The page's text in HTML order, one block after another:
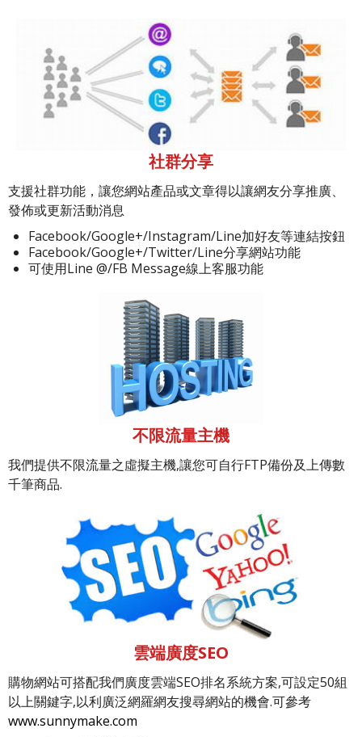
社群分享
支援社群功能，讓您網站產品或文章得以讓網友分享推廣、
發佈或更新活動消息
Facebook/Google+/Instagram/Line加好友等連結按鈕
Facebook/Google+/Twitter/Line分享網站功能
可使用Line @/FB Message線上客服功能
不限流量主機
我們提供不限流量之虛擬主機,讓您可自行FTP備份及上傳數
千筆商品.
雲端廣度SEO
購物網站可搭配我們廣度雲端SEO排名系統方案,可設定50組
以上關鍵字,以利廣泛網羅網友搜尋網站的機會.可參考
www.sunnymake.com